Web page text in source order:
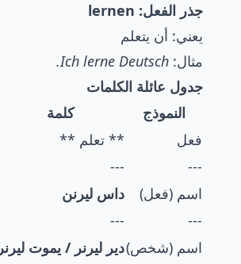
جذر الفعل: lernen
يعني: أن يتعلم
مثال: Ich lerne Deutsch.
جدول عائلة الكلمات
النموذج
كلمة
فعل
** تعلم **
---
---
اسم (فعل)
داس ليرنن
---
---
اسم (شخص)دير ليرنر / يموت ليرنر